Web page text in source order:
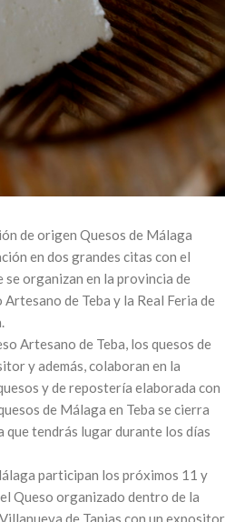
de origen Quesos de Málaga
en dos grandes citas con el
se organizan en la provincia de
de Teba y la Real Feria de
Artesano de Teba, los quesos de
y además, colaboran en la
y de repostería elaborada con
de Málaga en Teba se cierra
que tendrás lugar durante los días
participan los próximos 11 y
Queso organizado dentro de la